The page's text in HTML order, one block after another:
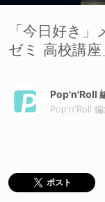
「今日好き
ゼミ 高校講座
Pop'n'Roll
Pop'n'Roll 編
ポスト